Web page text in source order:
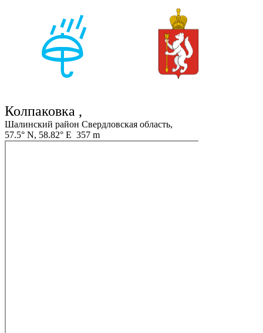
Колпаковка ,
Шалинский район Свердловская область,
57.5° N, 58.82° E 357 m